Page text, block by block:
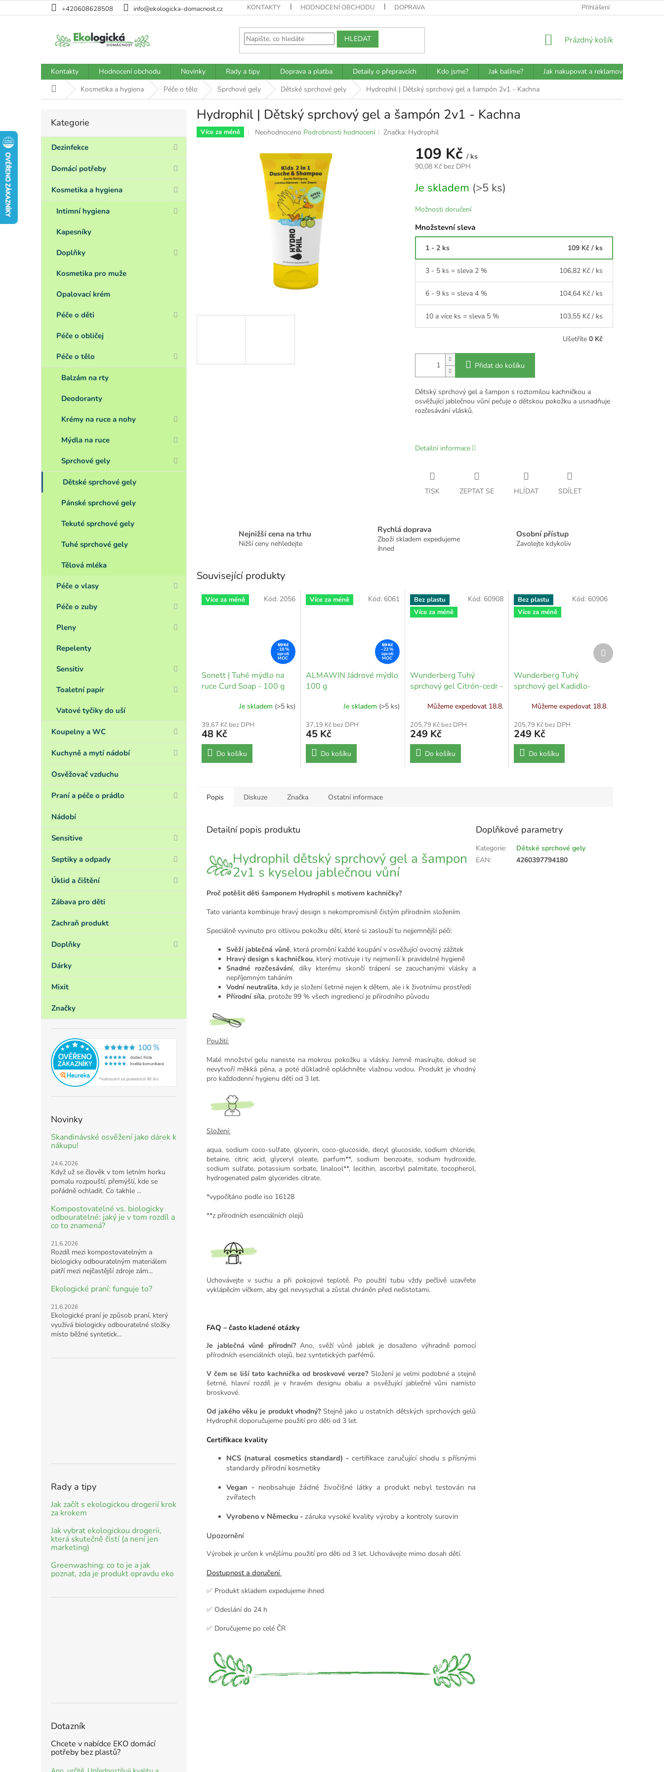
na
+420608628508 info@ekologicka-domacnost.cz KONTAKTY HODNOCENÍ OBCHODU DOPRAVA A PLATBA JAK BALÍME?
Přihlášení
HLEDAT
NÁKUPNÍ
Prázdný košík
Kontakty Hodnocení obchodu Novinky Rady a tipy Doprava a platba Detaily o přepravcích Kdo jsme? Jak balíme? Jak nakupovat a reklamovat?
Domů Kosmetika a hygiena Péče o tělo Sprchové gely Dětské sprchové gely Hydrophil | Dětský sprchový gel a šampón 2v1 - Kachna
s
r
n
í
Přeskočit
Kategorie
Dezinfekce
Domácí potřeby
Kosmetika a hygiena
Intimní hygiena
Kapesníky
Doplňky
Kosmetika pro muže
Opalovací krém
Péče o děti
Péče o obličej
Péče o tělo
Balzám na rty
Deodoranty
Krémy na ruce a nohy
Mýdla na ruce
Sprchové gely
Dětské sprchové gely
Pánské sprchové gely
Tekuté sprchové gely
Tuhé sprchové gely
Tělová mléka
Péče o vlasy
Péče o zuby
Pleny
Repelenty
Sensitiv
Toaletní papír
Vatové tyčiky do uší
Koupelny a WC
Kuchyně a mytí nádobí
Osvěžovač vzduchu
Praní a péče o prádlo
Nádobí
Sensitive
Septiky a odpady
Úklid a čištění
Zábava pro děti
Zachraň produkt
Doplňky
Dárky
Mixit
Značky
Novinky
Skandinávské osvěžení jako dárek k
nákupu!
24.6.2026
Když už se člověk v tom letním horku
pomalu rozpouští, přemýšlí, kde se
pořádně ochladit. Co takhle ...
Kompostovatelné vs. biologicky
odbouratelné: jaký je v tom rozdíl a
co to znamená?
21.6.2026
Rozdíl mezi kompostovatelným a
biologicky odbouratelným materiálem
patří mezi nejčastější zdroje zám...
Ekologické praní: funguje to?
21.6.2026
Ekologické praní je způsob praní, který
využívá biologicky odbouratelné složky
místo běžné syntetick...
Rady a tipy
Jak začít s ekologickou drogerií krok
za krokem
Jak vybrat ekologickou drogerii,
která skutečně čistí (a není jen
marketing)
Greenwashing: co to je a jak
poznat, zda je produkt opravdu eko
Dotazník
Chcete v nabídce EKO domácí
potřeby bez plastů?
Hydrophil | Dětský sprchový gel a šampón 2v1 - Kachna
Více za méně
Průměrné
produktu
0,0
hvězdiček.
Neohodnoceno Podrobnosti hodnocení Značka: Hydrophil
109 Kč / ks
90,08 Kč bez DPH
cena:
Je skladem (>5 ks)
Možnosti doručení
Množstevní sleva
1 - 2 ks 109 Kč / ks
3 - 5 ks = sleva 2 % 106,82 Kč / ks
6 - 9 ks = sleva 4 % 104,64 Kč / ks
10 a více ks = sleva 5 % 103,55 Kč / ks
Ušetříte 0 Kč
Přidat do košíku
Dětský sprchový gel a šampon s roztomilou kachničkou a
osvěžující jablečnou vůní pečuje o dětskou pokožku a usnadňuje
rozčesávání vlásků.
Detailní informace
TISK ZEPTAT SE HLÍDAT SDÍLET
Nejnižší cena na trhu
Nižší ceny nehledejte
Rychlá doprava
Zboží skladem expedujeme
ihned
Osobní přístup
Zavolejte kdykoliv
Související produkty
Více za méně
59 Kč
–18 %
Sonett | Tuhé mýdlo na
ruce Curd Soap - 100 g
Je skladem (>5 ks)
39,67 Kč bez DPH
48 Kč
Do košíku
Kód: 2056 Více za méně
59 Kč
–23 %
ALMAWIN Jádrové mýdlo
100 g
Je skladem (>5 ks)
37,19 Kč bez DPH
45 Kč
Do košíku
Kód: 6061
Bez plastu
Více za méně
Wunderberg Tuhý
sprchový gel Citrón-cedr -
Můžeme expedovat 18.8.
205,79 Kč bez DPH
249 Kč
Do košíku
Kód: 60908
Bez plastu
Více za méně
Wunderberg Tuhý
sprchový gel Kadidlo-
Můžeme expedovat 18.8.
205,79 Kč bez DPH
249 Kč
Do košíku
Kód: 60906
Další
produkt
Popis Diskuze Značka Ostatní informace
Detailní popis produktu
Hydrophil dětský sprchový gel a šampon
2v1 s kyselou jablečnou vůní
Proč potěšit děti šamponem Hydrophil s motivem kachničky?
Tato varianta kombinuje hravý design s nekompromisně čistým přírodním složením.
Speciálně vyvinuto pro citlivou pokožku dětí, které si zaslouží tu nejjemnější péči:
Svěží jablečná vůně, která promění každé koupání v osvěžující ovocný zážitek
Hravý design s kachničkou, který motivuje i ty nejmenší k pravidelné hygieně
Snadné rozčesávání, díky kterému skončí trápení se zacuchanými vlásky a
nepříjemným taháním
Vodní neutralita, kdy je složení šetrné nejen k dětem, ale i k životnímu prostředí
Přírodní síla, protože 99 % všech ingrediencí je přírodního původu
Použití:
Malé množství gelu naneste na mokrou pokožku a vlásky. Jemně masírujte, dokud se
nevytvoří měkká pěna, a poté důkladně opláchněte vlažnou vodou. Produkt je vhodný
pro každodenní hygienu dětí od 3 let.
Složení:
aqua, sodium coco-sulfate, glycerin, coco-glucoside, decyl glucoside, sodium chloride,
betaine, citric acid, glyceryl oleate, parfum**, sodium benzoate, sodium hydroxide,
sodium sulfate, potassium sorbate, linalool**, lecithin, ascorbyl palmitate, tocopherol,
hydrogenated palm glycerides citrate.
*vypočítáno podle iso 16128
**z přírodních esenciálních olejů
Uchovávejte v suchu a při pokojové teplotě. Po použití tubu vždy pečlivě uzavřete
vyklápěcím víčkem, aby gel nevysychal a zůstal chráněn před nečistotami.
FAQ – často kladené otázky
Je jablečná vůně přírodní?Ano, svěží vůně jablek je dosaženo výhradně pomocí
přírodních esenciálních olejů, bez syntetických parfémů.
V čem se liší tato kachnička od broskvové verze?Složení je velmi podobné a stejně
šetrné, hlavní rozdíl je v hravém designu obalu a osvěžující jablečné vůni namísto
broskvové.
Od jakého věku je produkt vhodný?Stejně jako u ostatních dětských sprchových gelů
Hydrophil doporučujeme použití pro děti od 3 let.
Certifikace kvality
NCS (natural cosmetics standard) - certifikace zaručující shodu s přísnými
standardy přírodní kosmetiky
Vegan - neobsahuje žádné živočišné látky a produkt nebyl testován na
zvířatech
Vyrobeno v Německu - záruka vysoké kvality výroby a kontroly surovin
Upozornění
Výrobek je určen k vnějšímu použití pro děti od 3 let. Uchovávejte mimo dosah dětí.
Dostupnost a doručení
✅ Produkt skladem expedujeme ihned
✅ Odeslání do 24 h
✅ Doručujeme po celé ČR
Doplňkové parametry
Kategorie:
Dětské sprchové gely
EAN: 4260397794180